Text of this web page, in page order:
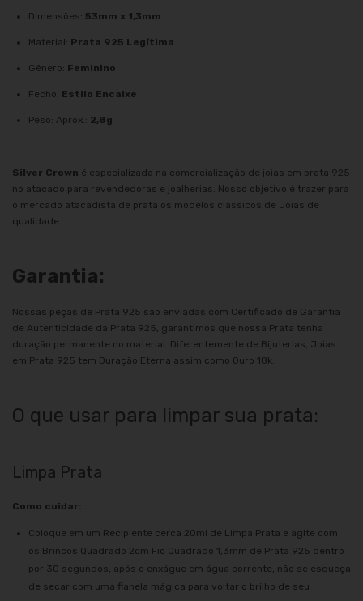
Dimensões: 53mm x 1,3mm
Material: Prata 925 Legítima
Gênero: Feminino
Fecho: Estilo Encaixe
Peso: Aprox.: 2,8g
Silver Crown é especializada na comercialização de joias em prata 925
no atacado para revendedoras e joalherias. Nosso objetivo é trazer para
o mercado atacadista de prata os modelos clássicos de Jóias de
qualidade.
Garantia:
Nossas peças de Prata 925 são enviadas com Certificado de Garantia
de Autenticidade da Prata 925, garantimos que nossa Prata tenha
duração permanente no material. Diferentemente de Bijuterias, Joias
em Prata 925 tem Duração Eterna assim como Ouro 18k.
O que usar para limpar sua prata:
Limpa Prata
Como cuidar:
Coloque em um Recipiente cerca 20ml de Limpa Prata e agite com
os Brincos Quadrado 2cm Fio Quadrado 1,3mm de Prata 925 dentro
por 30 segundos, após o enxágue em água corrente, não se esqueça
de secar com uma flanela mágica para voltar o brilho de seu